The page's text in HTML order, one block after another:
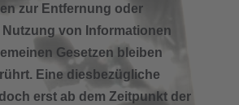
zur Entfernung oder
von Informationen
Gesetzen bleiben
Eine diesbezügliche
erst ab dem Zeitpunkt der